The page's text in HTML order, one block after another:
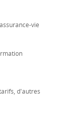
vie
d'autres